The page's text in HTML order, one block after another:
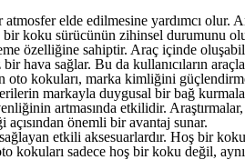
atmosfer elde edilmesine yardımcı olur.
koku sürücünün zihinsel durumunu
özelliğine sahiptir. Araç içinde
hava sağlar. Bu da kullanıcıların
oto kokuları, marka kimliğini
markayla duygusal bir bağ
artmasında etkilidir.
önemli bir avantaj sunar.
etkili aksesuarlardır. Hoş bir
kokuları sadece hoş bir koku değil,